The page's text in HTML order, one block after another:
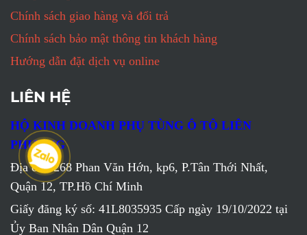
Chính sách giao hàng và đổi trả
Chính sách bảo mật thông tin khách hàng
Hướng dẫn đặt dịch vụ online
LIÊN HỆ
HỘ KINH DOANH PHỤ TÙNG Ô TÔ LIÊN
PHƯƠNG
Địa chỉ: 268 Phan Văn Hớn, kp6, P.Tân Thới Nhất,
Quận 12, TP.Hồ Chí Minh
Giấy đăng ký số: 41L8035935 Cấp ngày 19/10/2022 tại
Ủy Ban Nhân Dân Quận 12